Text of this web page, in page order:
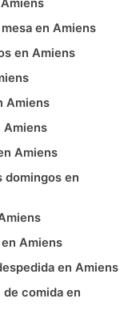
en Amiens
en Amiens
Amiens
Amiens
Amiens
domingos en
Amiens
en Amiens
de comida en